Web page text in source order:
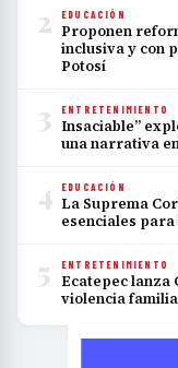
2 EDUCACIÓN
Proponen
inclusiva y con
Potosí
3 ENTRETENIMIENTO
Insaciable”
una narrativa
4 EDUCACIÓN
La Suprema
esenciales
5 ENTRETENIMIENTO
Ecatepec lanza
violencia